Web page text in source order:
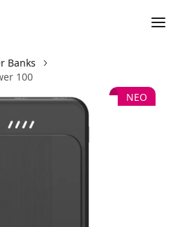
Banks
100
ΝΕΟ